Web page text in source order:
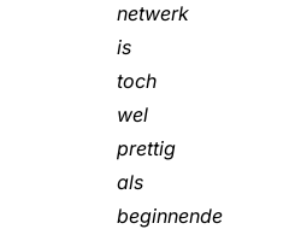
netwerk
is
toch
wel
prettig
als
beginnende